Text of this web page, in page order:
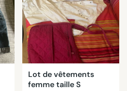
Lot de vêtements
femme taille S